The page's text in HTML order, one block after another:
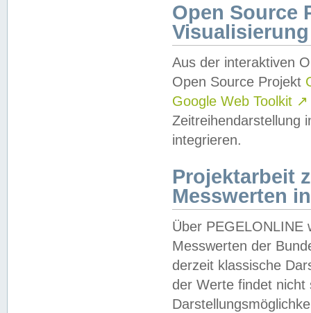
Open Source
Visualisierung
Aus der interaktiven
Open Source Projekt
Google Web Toolkit ↗
Zeitreihendarstellung
integrieren.
Projektarbeit
Messwerten
Über PEGELONLINE
Messwerten der
derzeit klassische
der Werte findet